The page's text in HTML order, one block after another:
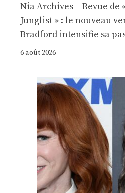
Nia Archives – Revue de
Junglist » : le nouveau
Bradford intensifie sa
6 août 2026